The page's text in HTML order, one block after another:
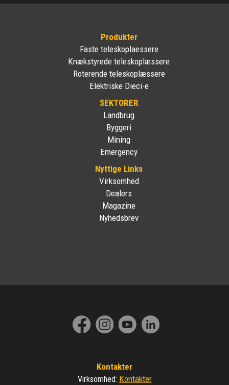
Produkter
Faste teleskoplaessere
Knækstyrede teleskoplæssere
Roterende teleskoplæssere
Elektriske Dieci-e
SEKTORER
Landbrug
Byggeri
Mining
Emergency
Nyttige Links
Virksomhed
Dealers
Magazine
Nyhedsbrev
Kontakter
Virksomhed: Kontakter